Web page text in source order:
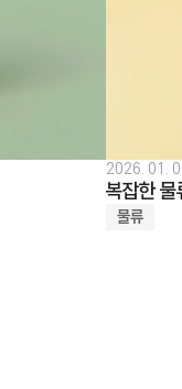
2026. 01.
복잡한
물류